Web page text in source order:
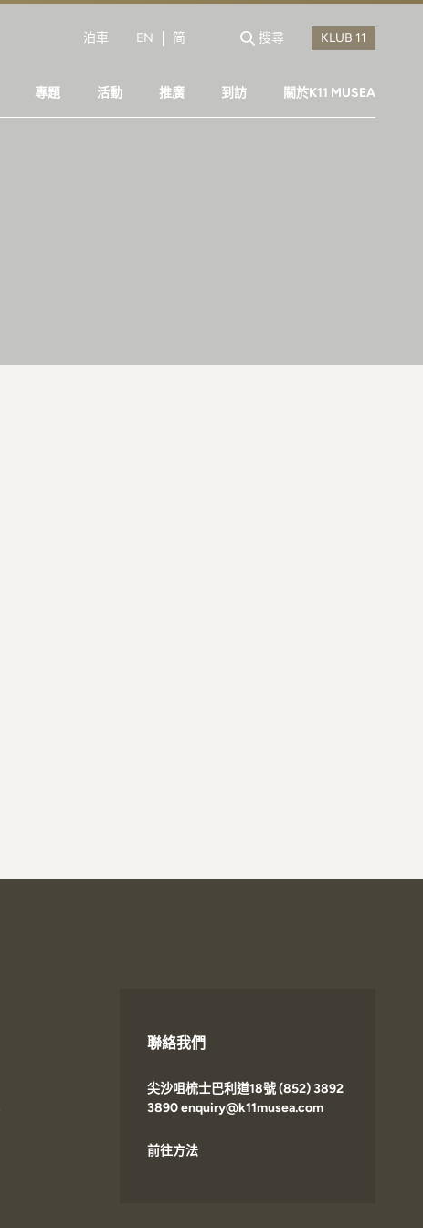
泊車 EN 简 搜尋
專題 活動 推廣 到訪 關於K11 MUSEA
聯絡我們
尖沙咀梳士巴利道18號 (852) 3892
3890 enquiry@k11musea.com
前往方法